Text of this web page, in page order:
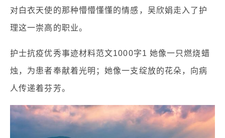
对白衣天使的那种懵懵懂懂的情感，吴欣娟走入了护
理这一崇高的职业。
护士抗疫优秀事迹材料范文1000字1 她像一只燃烧蜡
烛，为患者奉献着光明；她像一支绽放的花朵，向病
人传递着芬芳。